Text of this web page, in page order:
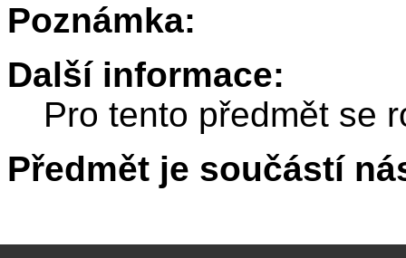
Poznámka:
Další informace:
Pro tento předmět se
Předmět je součástí